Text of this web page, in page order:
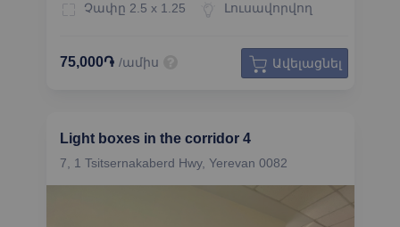
Չափը 2.5 x 1.25
Լուսավորվող
Ավելացնել
75,000֏ /ամիս
Light boxes in the corridor 4
7, 1 Tsitsernakaberd Hwy, Yerevan 0082